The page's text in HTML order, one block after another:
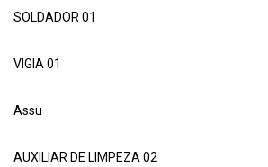
SOLDADOR 01
VIGIA 01
Assu
AUXILIAR DE LIMPEZA 02